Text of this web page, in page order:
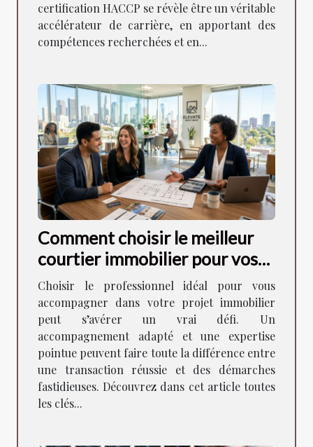
certification HACCP se révèle être un véritable
accélérateur de carrière, en apportant des
compétences recherchées et en...
Comment choisir le meilleur
courtier immobilier pour vos
besoins ?
Choisir le professionnel idéal pour vous
accompagner dans votre projet immobilier
peut s’avérer un vrai défi. Un
accompagnement adapté et une expertise
pointue peuvent faire toute la différence entre
une transaction réussie et des démarches
fastidieuses. Découvrez dans cet article toutes
les clés...